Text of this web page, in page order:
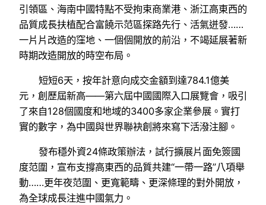
引領區、海南中國特點不受拘束商業港、浙江高東西的
品質成長扶植配合富饒示范區探路先行、活氣迸發……
一片片改造的窪地、一個個開放的前沿，不竭延展著新
時期改造開放的時空布局。
短短6天，按年計意向成交金額到達784.1億美
元，創歷屆新高——第六屆中國國際入口展覽會，吸引
了來自128個國度和地域的3400多家企業參展。實打
實的數字，為中國與世界聯袂創將來寫下活潑注腳。
發布穩外資24條政策辦法，試行擴展片面免簽國
度范圍，宣布支撐高東西的品質共建“一帶一路”八項舉
動……更年夜范圍、更寬範疇、更深條理的對外開放，
為全球成長注進中國氣力。